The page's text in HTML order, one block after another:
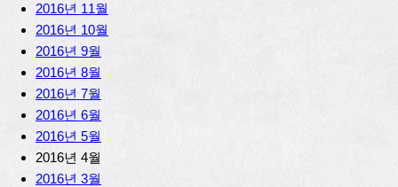
2016년 11월
2016년 10월
2016년 9월
2016년 8월
2016년 7월
2016년 6월
2016년 5월
2016년 4월
2016년 3월